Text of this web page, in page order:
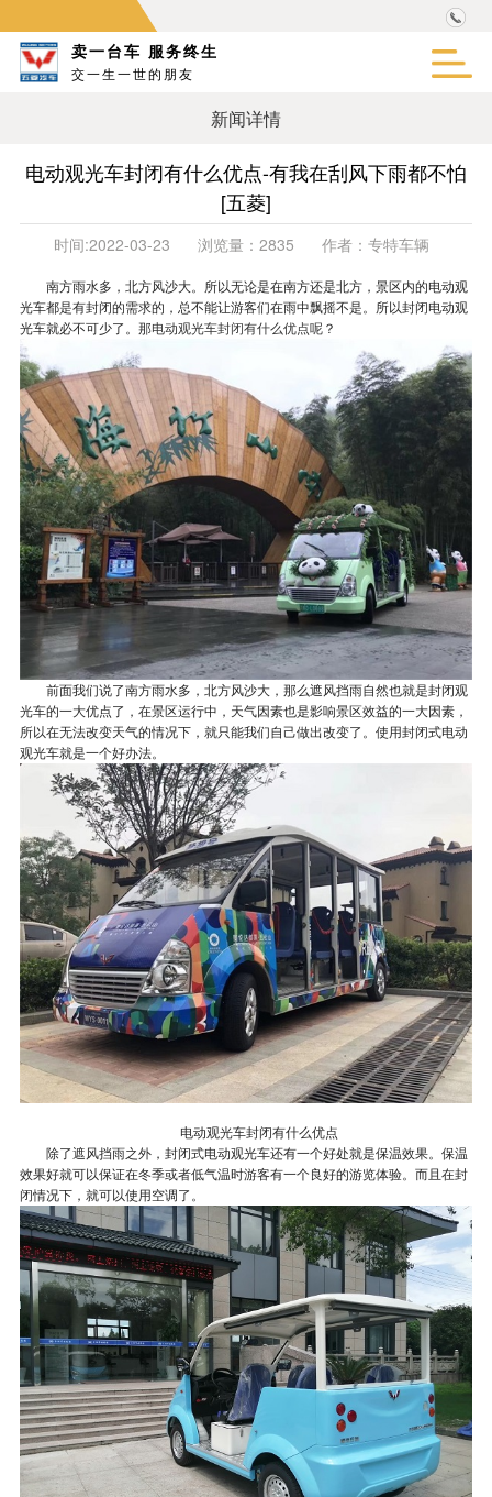
卖一台车 服务终生
交一生一世的朋友
新闻详情
电动观光车封闭有什么优点-有我在刮风下雨都不怕
[五菱]
时间:2022-03-23 浏览量： 2835 作者： 专特车辆
南方雨水多，北方风沙大。所以无论是在南方还是北方，景区内的电动观
光车都是有封闭的需求的，总不能让游客们在雨中飘摇不是。所以封闭电动观
光车就必不可少了。那电动观光车封闭有什么优点呢？
前面我们说了南方雨水多，北方风沙大，那么遮风挡雨自然也就是封闭观
光车的一大优点了，在景区运行中，天气因素也是影响景区效益的一大因素，
所以在无法改变天气的情况下，就只能我们自己做出改变了。使用封闭式电动
观光车就是一个好办法。
电动观光车封闭有什么优点
除了遮风挡雨之外，封闭式电动观光车还有一个好处就是保温效果。保温
效果好就可以保证在冬季或者低气温时游客有一个良好的游览体验。而且在封
闭情况下，就可以使用空调了。